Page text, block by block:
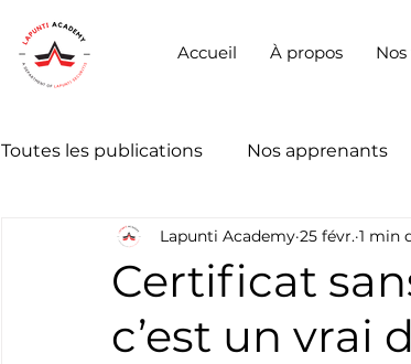
Accueil À propos
Toutes les publications Nos apprenants
Certificat
c’est un vrai
Lapunti Academy 25 févr. 1 min